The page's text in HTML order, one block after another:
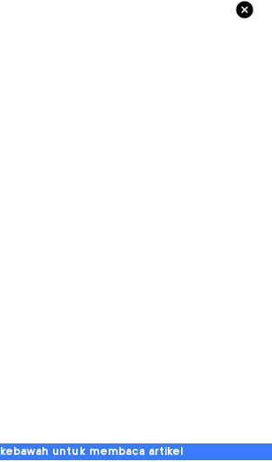
untuk membaca artikel